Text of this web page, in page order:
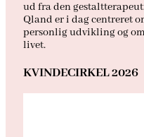
ud fra den
Qland er i dag centreret
personlig udvikling og
livet.
KVINDECIRKEL 2026